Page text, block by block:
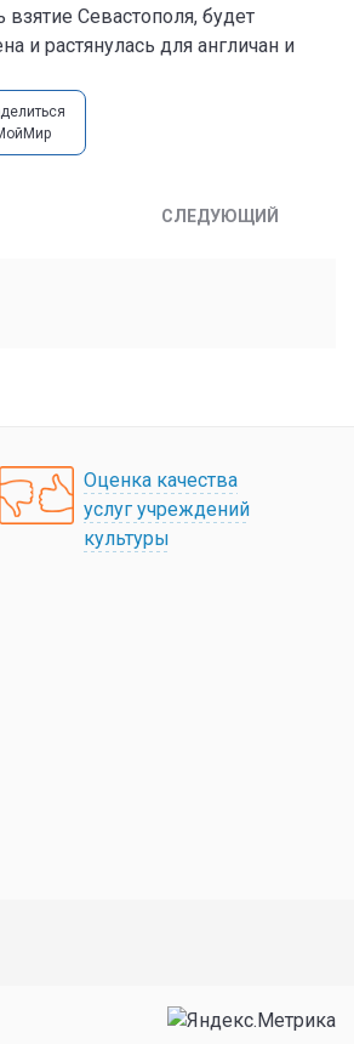
Севастополя, будет
и растянулась для англичан и
СЛЕДУЮЩИЙ
Оценка качества
услуг учреждений
культуры